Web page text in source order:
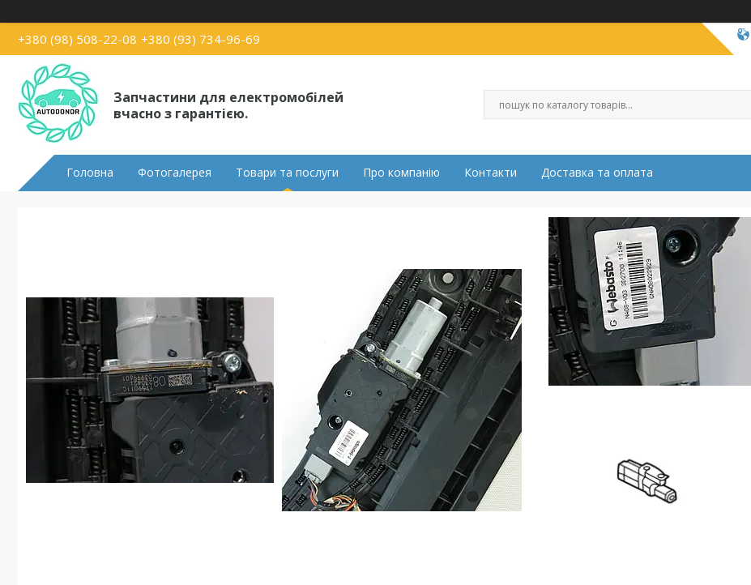
+380 (98) 508-22-08 +380 (93) 734-96-69
Запчастини для електромобілей
вчасно з гарантією.
Головна Фотогалерея Товари та послуги Про компанію Контакти Доставка та оплата